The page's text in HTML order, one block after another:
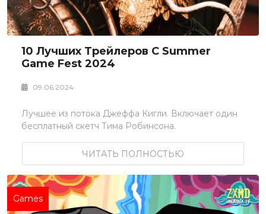
10 Лучших Трейлеров С Summer
Game Fest 2024
09.06.2024
Лучшее из потока Джеффа Кигли. Включает один
бесплатный скетч Тима Робинсона.
ЧИТАТЬ ПОЛНОСТЬЮ
Games